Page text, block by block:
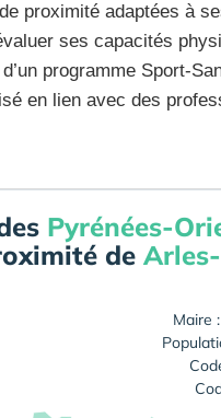
proximité adaptées à
ses capacités
programme Sport-
en lien avec des
Pyrénées-
de
Maire